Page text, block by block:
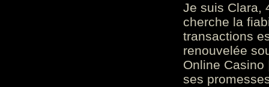
Je suis Clara,
cherche la
transactions
renouvelée
Online
ses